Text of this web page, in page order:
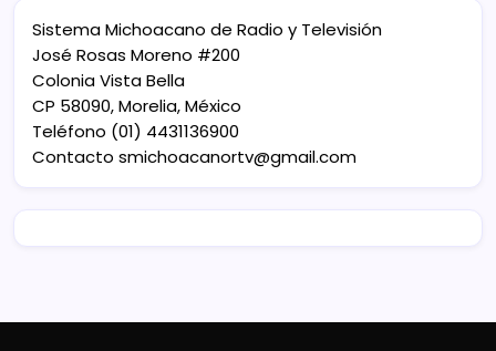
Sistema Michoacano de Radio y Televisión
José Rosas Moreno #200
Colonia Vista Bella
CP 58090, Morelia, México
Teléfono (01) 4431136900
Contacto smichoacanortv@gmail.com